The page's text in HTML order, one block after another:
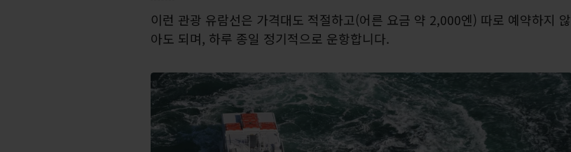
이런 관광 유람선은 가격대도 적절하고(어른 요금 약 2,000엔) 따로 예약하지 않
아도 되며, 하루 종일 정기적으로 운항합니다.